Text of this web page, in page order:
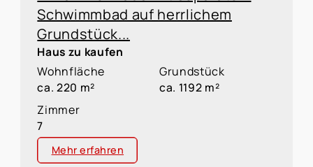
Schwimmbad auf herrlichem
Grundstück...
Haus zu kaufen
Wohnfläche
ca. 220 m²
Grundstück
ca. 1192 m²
Zimmer
7
Mehr erfahren